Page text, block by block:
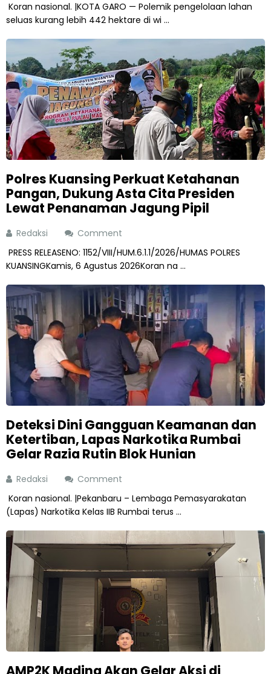
Koran nasional. |KOTA GARO — Polemik pengelolaan lahan
seluas kurang lebih 442 hektare di wi ...
Polres Kuansing Perkuat Ketahanan
Pangan, Dukung Asta Cita Presiden
Lewat Penanaman Jagung Pipil
Redaksi
Comment
PRESS RELEASENO: 1152/VIII/HUM.6.1.1/2026/HUMAS POLRES
KUANSINGKamis, 6 Agustus 2026Koran na ...
Deteksi Dini Gangguan Keamanan dan
Ketertiban, Lapas Narkotika Rumbai
Gelar Razia Rutin Blok Hunian
Redaksi
Comment
Koran nasional. |Pekanbaru – Lembaga Pemasyarakatan
(Lapas) Narkotika Kelas IIB Rumbai terus ...